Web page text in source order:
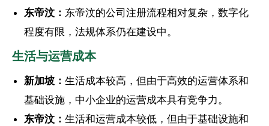
东帝汶： 东帝汶的公司注册流程相对复杂，数字化
程度有限，法规体系仍在建设中。
生活与运营成本
新加坡： 生活成本较高，但由于高效的运营体系和
基础设施，中小企业的运营成本具有竞争力。
东帝汶： 生活和运营成本较低，但由于基础设施和